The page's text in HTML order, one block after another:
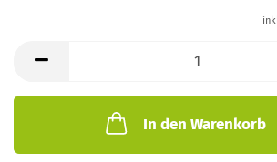
In den Warenkorb